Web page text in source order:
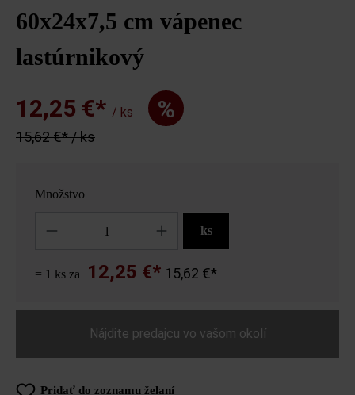
60x24x7,5 cm vápenec
lastúrnikový
12,25 €* / ks %
15,62 €* / ks
Množstvo
ks
= 1 ks za 12,25 €* 15,62 €*
Nájdite predajcu vo vašom okolí
Pridať do zoznamu želaní